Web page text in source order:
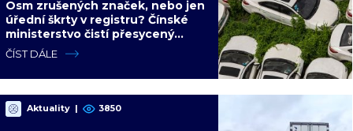
Osm zrušených značek, nebo jen
úřední škrty v registru? Čínské
ministerstvo čistí přesycený
automobilový trh
ČÍST DÁLE
Aktuality | 3850